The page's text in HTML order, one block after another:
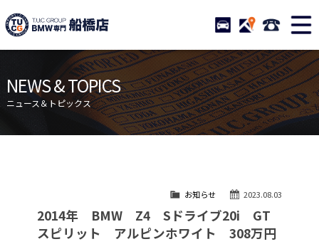
TUCグループ BMW専門 船
STOCK ACCESS 047-
ニュース
在庫リスト
目玉車両一覧
店舗紹介
保証＆サービス
アクセスマップ
自動車保険
TUCとは？
リクルート
NEWS & TOPICS
ニュース＆トピックス
2023.08.03
お知らせ
2014年 BMW Z4 Sドライブ20i GT
スピリット アルピンホワイト 308万円